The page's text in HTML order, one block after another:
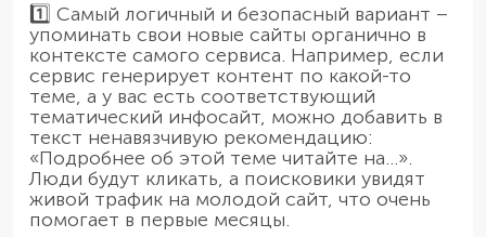
1️⃣ Самый логичный и безопасный вариант –
упоминать свои новые сайты органично в
контексте самого сервиса. Например, если
сервис генерирует контент по какой-то
теме, а у вас есть соответствующий
тематический инфосайт, можно добавить в
текст ненавязчивую рекомендацию:
«Подробнее об этой теме читайте на...».
Люди будут кликать, а поисковики увидят
живой трафик на молодой сайт, что очень
помогает в первые месяцы.